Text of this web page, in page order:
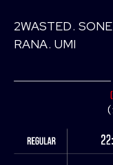
2WASTED SONE
RANA UMI